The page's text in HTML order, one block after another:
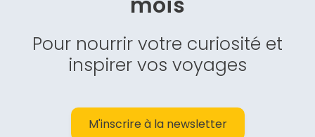
Pour nourrir votre curiosité et
inspirer vos voyages
M'inscrire à la newsletter